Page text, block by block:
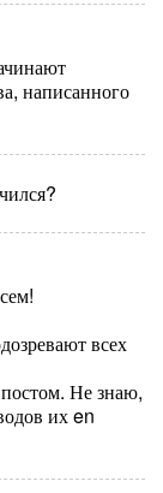
написанного
всех
Не знаю,
их en